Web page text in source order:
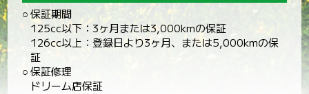
○ 保証期間
125cc以下：3ヶ月または3,000kmの保証
126cc以上：登録日より3ヶ月、または5,000kmの保
証
○ 保証修理
ドリーム店保証